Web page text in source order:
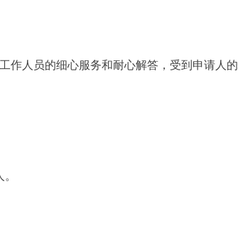
人员的细心服务和耐心解答，受到申请人的